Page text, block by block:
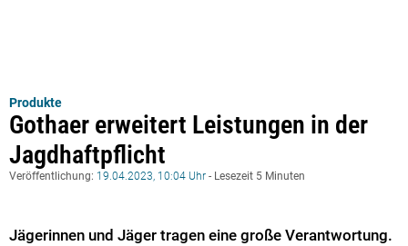
Produkte
Gothaer erweitert Leistungen in der
Jagdhaftpflicht
Veröffentlichung: 19.04.2023, 10:04 Uhr - Lesezeit 5 Minuten
Jägerinnen und Jäger tragen eine große Verantwortung.